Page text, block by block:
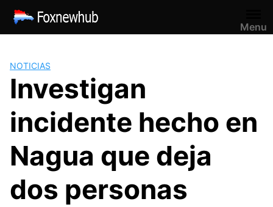
Saltar
contenido
Menu
NOTICIAS
Investigan
incidente hecho en
Nagua que deja
dos personas